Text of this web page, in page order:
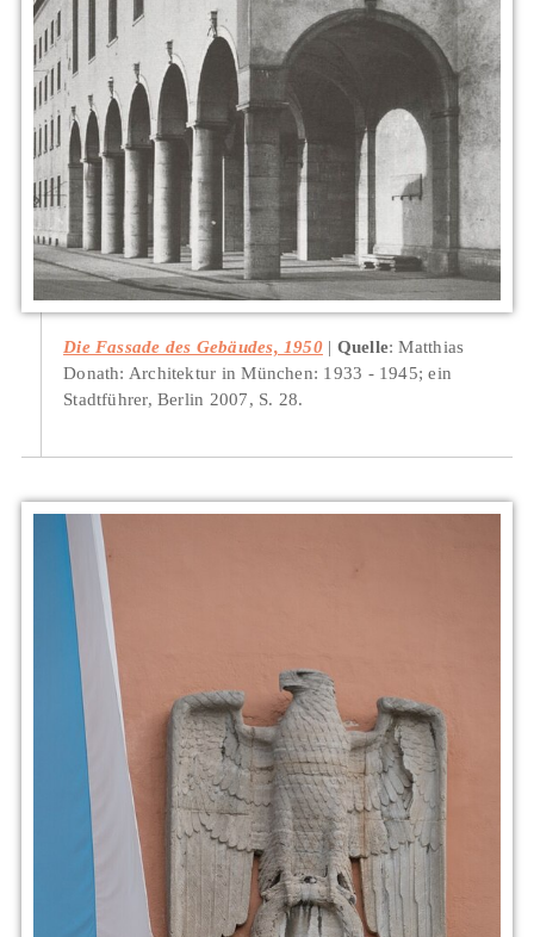
Die Fassade des Gebäudes, 1950 Quelle: Matthias
Donath: Architektur in München: 1933 - 1945; ein
Stadtführer, Berlin 2007, S. 28.